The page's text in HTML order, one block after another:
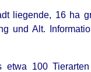
liegende, 16 ha
und Alt.
100